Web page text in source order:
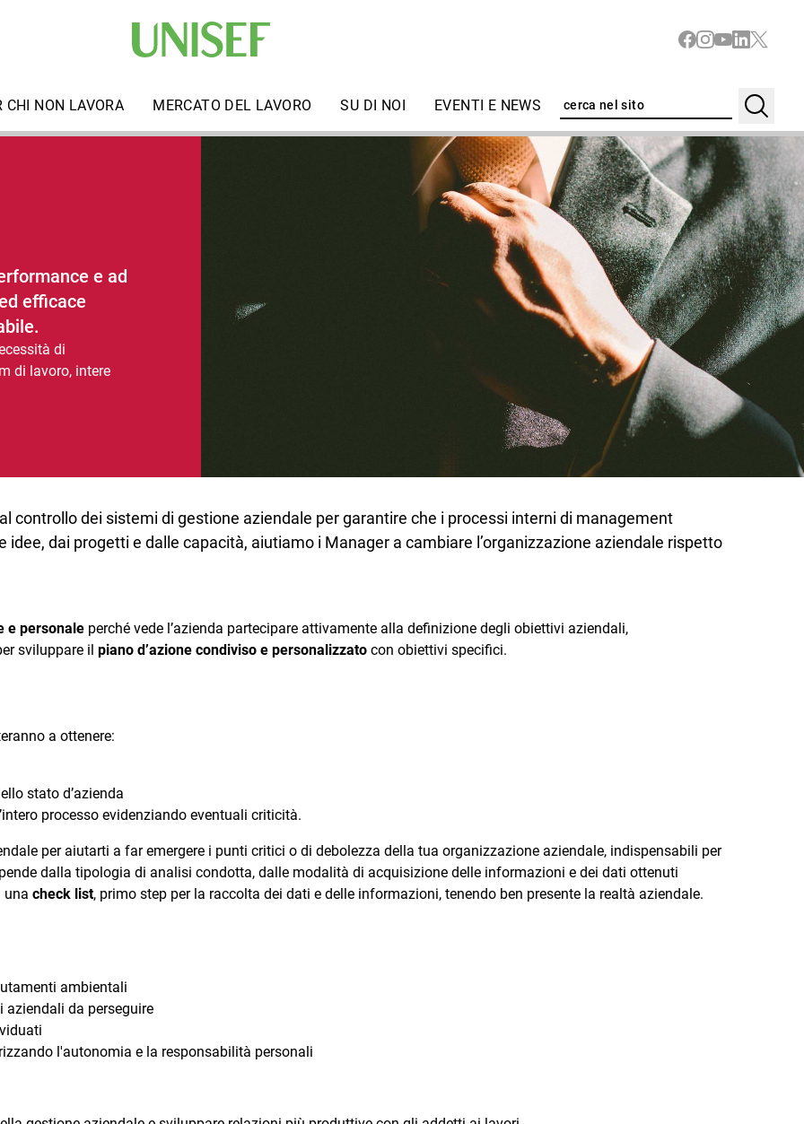
CHI NON LAVORA MERCATO DEL LAVORO SU DI NOI EVENTI E NEWS
e ad
efficace
di
di lavoro, intere
controllo dei sistemi di gestione aziendale per garantire che i processi interni di management
dai progetti e dalle capacità, aiutiamo i Manager a cambiare l’organizzazione aziendale rispetto
e personale perché vede l’azienda partecipare attivamente alla definizione degli obiettivi aziendali,
sviluppare ilpiano d’azione condiviso e personalizzato con obiettivi specifici.
a ottenere:
stato d’azienda
processo evidenziando eventuali criticità.
per aiutarti a far emergere i punti critici o di debolezza della tua organizzazione aziendale, indispensabili per
dalla tipologia di analisi condotta, dalle modalità di acquisizione delle informazioni e dei dati ottenuti
una check list, primo step per la raccolta dei dati e delle informazioni, tenendo ben presente la realtà aziendale.
ambientali
aziendali da perseguire
l'autonomia e la responsabilità personali